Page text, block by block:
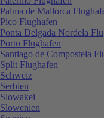
Palma de Mallorca
Pico Flughafen
Ponta Delgada Nordela
Porto Flughafen
Santiago de Compostela
Split Flughafen
Schweiz
Serbien
Slowakei
Slowenien